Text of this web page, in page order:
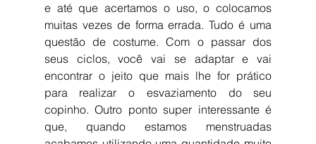
e até que acertamos o uso, o colocamos
muitas vezes de forma errada. Tudo é uma
questão de costume. Com o passar dos
seus ciclos, você vai se adaptar e vai
encontrar o jeito que mais lhe for prático
para realizar o esvaziamento do seu
copinho. Outro ponto super interessante é
que, quando estamos menstruadas